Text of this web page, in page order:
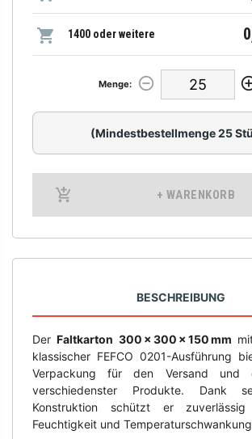
1400 oder weitere
Menge:
(Mindestbestellmenge 25
+ WARENKORB
BESCHREIBUNG
DerFaltkarton 300 × 300 × 150 mm
klassischer FEFCO 0201-Ausführung
Verpackung für den Versand und
verschiedenster Produkte. Dank
Konstruktion schützt er
Feuchtigkeit und